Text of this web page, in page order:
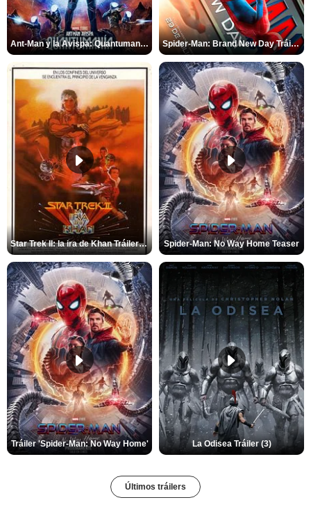
Ant-Man y la Avispa: Quantumanía Tráiler (2) Spider-Man: Brand New Day Tráiler (3)
Star Trek II: la ira de Khan Tráiler VO Spider-Man: No Way Home Teaser
Tráiler 'Spider-Man: No Way Home' La Odisea Tráiler (3)
Últimos tráilers